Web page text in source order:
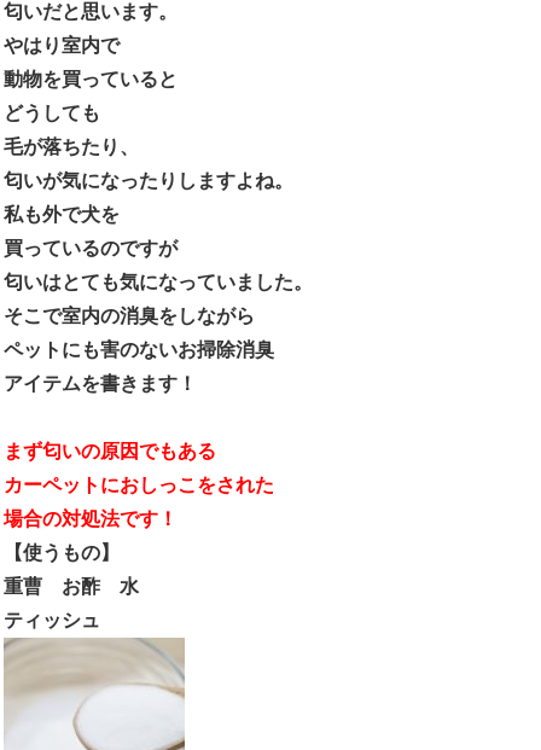
匂いだと思います。
やはり室内で
動物を買っていると
どうしても
毛が落ちたり、
匂いが気になったりしますよね。
私も外で犬を
買っているのですが
匂いはとても気になっていました。
そこで室内の消臭をしながら
ペットにも害のないお掃除消臭
アイテムを書きます！
まず匂いの原因でもある
カーペットにおしっこをされた
場合の対処法です！
【使うもの】
重曹 お酢 水
ティッシュ